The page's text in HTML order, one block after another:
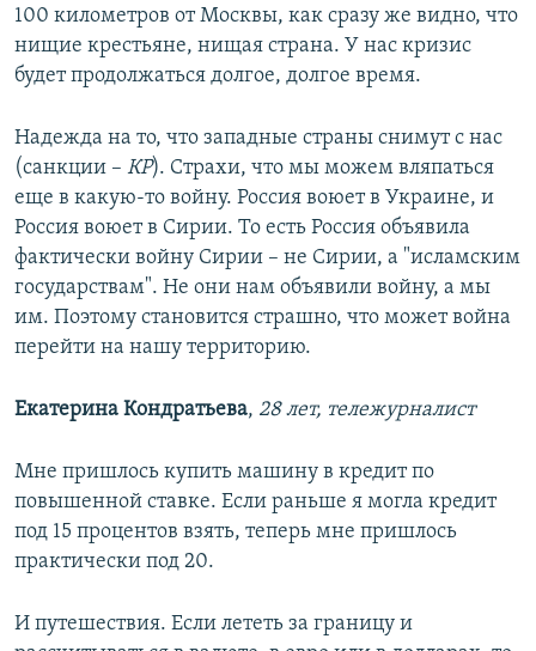
100 километров от Москвы, как сразу же видно, что
нищие крестьяне, нищая страна. У нас кризис
будет продолжаться долгое, долгое время.
Надежда на то, что западные страны снимут с нас
(санкции – КР). Страхи, что мы можем вляпаться
еще в какую-то войну. Россия воюет в Украине, и
Россия воюет в Сирии. То есть Россия объявила
фактически войну Сирии – не Сирии, а "исламским
государствам". Не они нам объявили войну, а мы
им. Поэтому становится страшно, что может война
перейти на нашу территорию.
Екатерина Кондратьева, 28 лет, тележурналист
Мне пришлось купить машину в кредит по
повышенной ставке. Если раньше я могла кредит
под 15 процентов взять, теперь мне пришлось
практически под 20.
И путешествия. Если лететь за границу и